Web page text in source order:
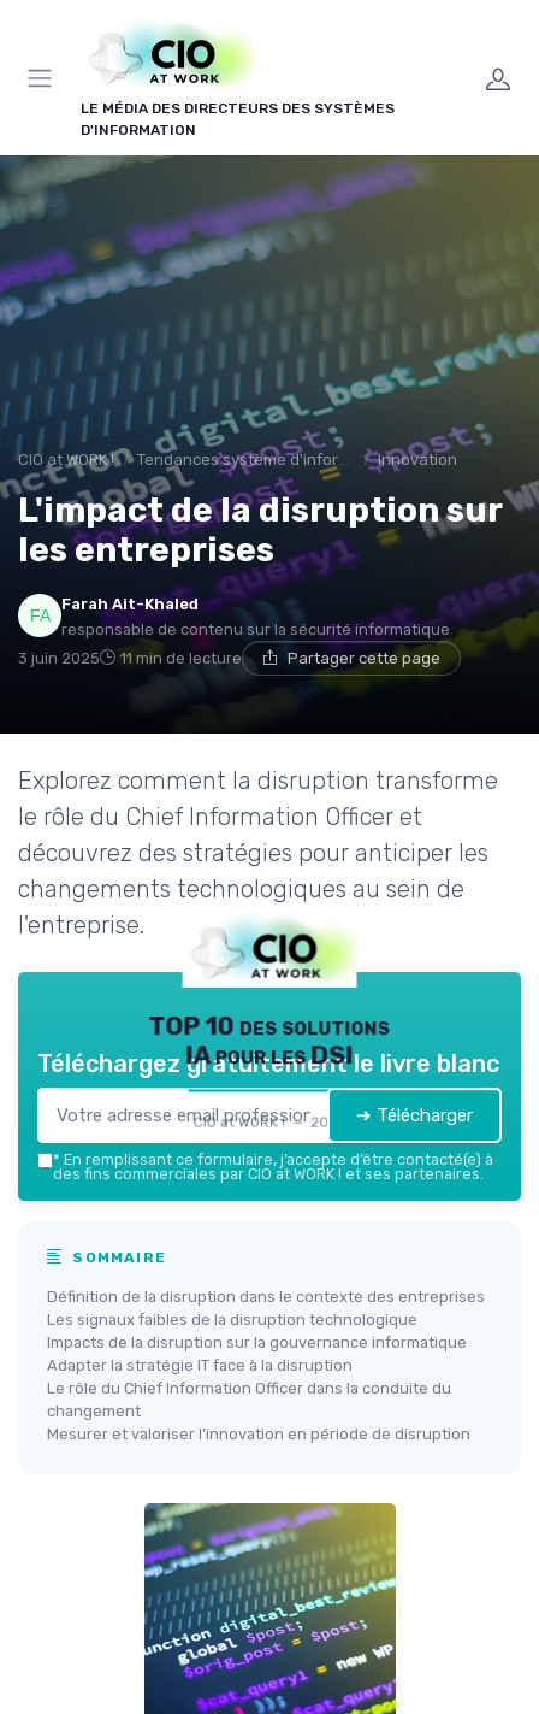
LE MÉDIA DES DIRECTEURS DES SYSTÈMES
D'INFORMATION
CIO at WORK ! Tendances système d'information Innovation
L'impact de la disruption sur
les entreprises
Farah Ait-Khaled
responsable de contenu sur la sécurité informatique
3 juin 2025
11 min de lecture Partager cette page
Explorez comment la disruption transforme
le rôle du Chief Information Officer et
découvrez des stratégies pour anticiper les
changements technologiques au sein de
l'entreprise.
TOP 10 des solutions
IA pour les DSI
CIO at WORK ! — 2026
Téléchargez gratuitement le livre blanc
➔ Télécharger
* En remplissant ce formulaire, j’accepte d’être contacté(e) à
des fins commerciales par CIO at WORK ! et ses partenaires.
SOMMAIRE
Définition de la disruption dans le contexte des entreprises
Les signaux faibles de la disruption technologique
Impacts de la disruption sur la gouvernance informatique
Adapter la stratégie IT face à la disruption
Le rôle du Chief Information Officer dans la conduite du
changement
Mesurer et valoriser l’innovation en période de disruption